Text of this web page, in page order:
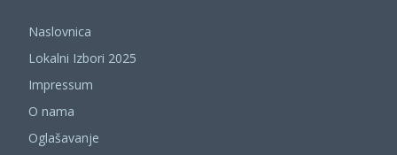
Naslovnica
Lokalni Izbori 2025
Impressum
O nama
Oglašavanje